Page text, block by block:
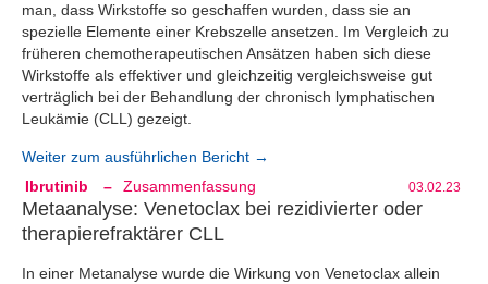
man, dass Wirkstoffe so geschaffen wurden, dass sie an
spezielle Elemente einer Krebszelle ansetzen. Im Vergleich zu
früheren chemotherapeutischen Ansätzen haben sich diese
Wirkstoffe als effektiver und gleichzeitig vergleichsweise gut
verträglich bei der Behandlung der chronisch lymphatischen
Leukämie (CLL) gezeigt.
Weiter zum ausführlichen Bericht →
Ibrutinib
– Zusammenfassung 03.02.23
Metaanalyse: Venetoclax bei rezidivierter oder
therapierefraktärer CLL
In einer Metanalyse wurde die Wirkung von Venetoclax allein